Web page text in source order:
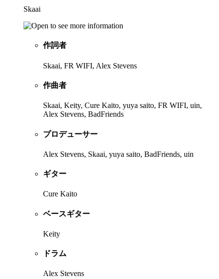
Skaai
作詞者
Skaai, FR WIFI, Alex Stevens
作曲者
Skaai, Keity, Cure Kaito, yuya saito, FR WIFI, uin,
Alex Stevens, BadFriends
プロデューサー
Alex Stevens, Skaai, yuya saito, BadFriends, uin
ギター
Cure Kaito
ベースギター
Keity
ドラム
Alex Stevens